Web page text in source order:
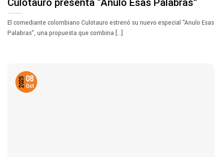
El comediante colombiano Culotauro estrenó su nuevo especial “Anulo Esas
Palabras”, una propuesta que combina [...]
08
Oct
2025